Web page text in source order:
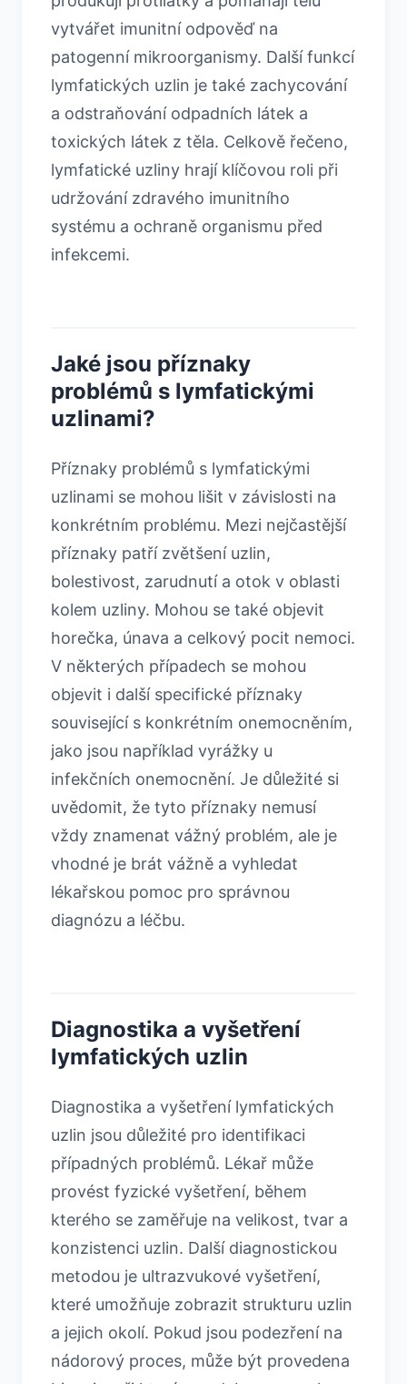
vytvářet imunitní odpověď na
patogenní mikroorganismy. Další funkcí
lymfatických uzlin je také zachycování
a odstraňování odpadních látek a
toxických látek z těla. Celkově řečeno,
lymfatické uzliny hrají klíčovou roli při
udržování zdravého imunitního
systému a ochraně organismu před
infekcemi.
Jaké jsou příznaky
problémů s lymfatickými
uzlinami?
Příznaky problémů s lymfatickými
uzlinami se mohou lišit v závislosti na
konkrétním problému. Mezi nejčastější
příznaky patří zvětšení uzlin,
bolestivost, zarudnutí a otok v oblasti
kolem uzliny. Mohou se také objevit
horečka, únava a celkový pocit nemoci.
V některých případech se mohou
objevit i další specifické příznaky
související s konkrétním onemocněním,
jako jsou například vyrážky u
infekčních onemocnění. Je důležité si
uvědomit, že tyto příznaky nemusí
vždy znamenat vážný problém, ale je
vhodné je brát vážně a vyhledat
lékařskou pomoc pro správnou
diagnózu a léčbu.
Diagnostika a vyšetření
lymfatických uzlin
Diagnostika a vyšetření lymfatických
uzlin jsou důležité pro identifikaci
případných problémů. Lékař může
provést fyzické vyšetření, během
kterého se zaměřuje na velikost, tvar a
konzistenci uzlin. Další diagnostickou
metodou je ultrazvukové vyšetření,
které umožňuje zobrazit strukturu uzlin
a jejich okolí. Pokud jsou podezření na
nádorový proces, může být provedena